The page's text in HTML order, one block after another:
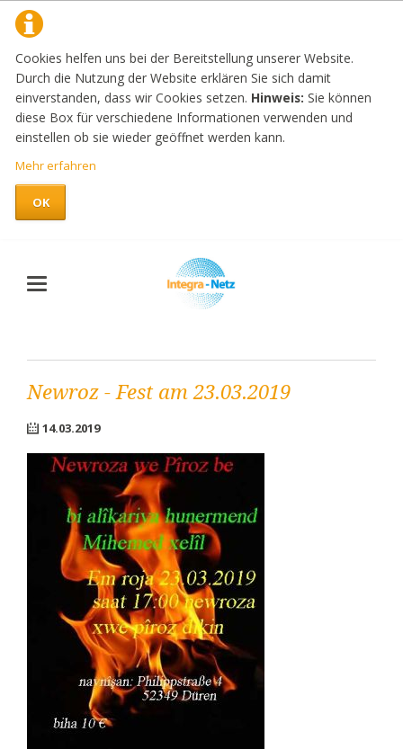
Cookies helfen uns bei der Bereitstellung unserer Website.
Durch die Nutzung der Website erklären Sie sich damit
einverstanden, dass wir Cookies setzen. Hinweis: Sie können
diese Box für verschiedene Informationen verwenden und
einstellen ob sie wieder geöffnet werden kann.
Mehr erfahren
OK
Newroz - Fest am 23.03.2019
14.03.2019